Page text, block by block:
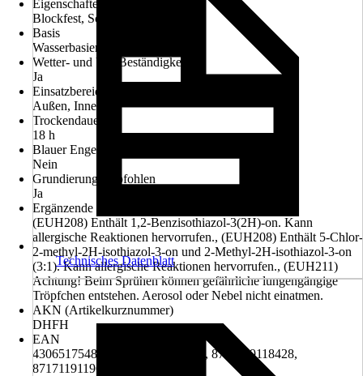
Eigenschaften
Blockfest, Schlagfest & Stoßfest
Basis
Wasserbasierend
Wetter- und UV-Beständigkeit
Ja
Einsatzbereich
Außen, Innen
Trockendauer ca.
18 h
Blauer Engel
Nein
Grundierung empfohlen
Ja
Ergänzende Gefahrenmerkmale (EUH-Sätze)
(EUH208) Enthält 1,2-Benzisothiazol-3(2H)-on. Kann
allergische Reaktionen hervorrufen., (EUH208) Enthält 5-Chlor-
2-methyl-2H-isothiazol-3-on und 2-Methyl-2H-isothiazol-3-on
(3:1). Kann allergische Reaktionen hervorrufen., (EUH211)
Achtung! Beim Sprühen können gefährliche lungengängige
Tröpfchen entstehen. Aerosol oder Nebel nicht einatmen.
AKN (Artikelkurznummer)
DHFH
EAN
4306517548995, 8717119112211, 8717119118428,
8717119119609, 8717119120124
Technisches Datenblatt